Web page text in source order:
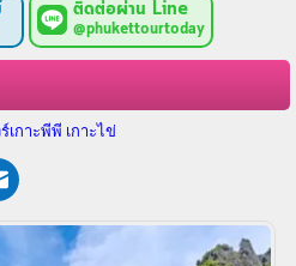
ติดต่อผ่าน Line
@phukettourtoday
เกาะพีพี เกาะไข่